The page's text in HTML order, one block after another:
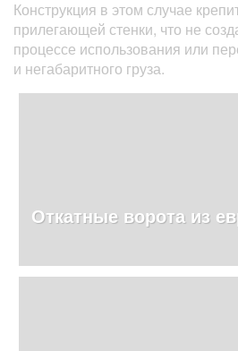
Конструкция в этом случае
прилегающей стенки, что не
процессе использования или
и негабаритного груза.
Откатные ворота из